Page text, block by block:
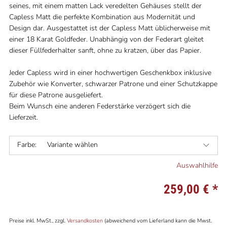
seines, mit einem matten Lack veredelten Gehäuses stellt der
Capless Matt die perfekte Kombination aus Modernität und
Design dar. Ausgestattet ist der Capless Matt üblicherweise mit
einer 18 Karat Goldfeder. Unabhängig von der Federart gleitet
dieser Füllfederhalter sanft, ohne zu kratzen, über das Papier.
Jeder Capless wird in einer hochwertigen Geschenkbox inklusive
Zubehör wie Konverter, schwarzer Patrone und einer Schutzkappe
für diese Patrone ausgeliefert.
Beim Wunsch eine anderen Federstärke verzögert sich die
Lieferzeit.
Farbe: Variante wählen
Auswahlhilfe
259,00 € *
Preise inkl. MwSt., zzgl. Versandkosten(abweichend vom Lieferland kann die Mwst.